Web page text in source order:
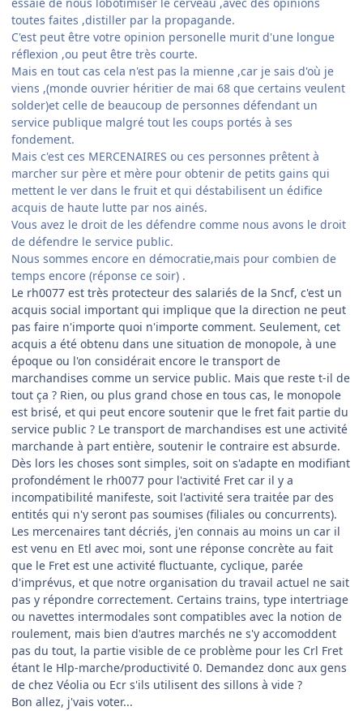
toutes faites ,distiller par la propagande.
C'est peut être votre opinion personelle murit d'une longue
réflexion ,ou peut être très courte.
Mais en tout cas cela n'est pas la mienne ,car je sais d'où je
viens ,(monde ouvrier héritier de mai 68 que certains veulent
solder)et celle de beaucoup de personnes défendant un
service publique malgré tout les coups portés à ses
fondement.
Mais c'est ces MERCENAIRES ou ces personnes prêtent à
marcher sur père et mère pour obtenir de petits gains qui
mettent le ver dans le fruit et qui déstabilisent un édifice
acquis de haute lutte par nos ainés.
Vous avez le droit de les défendre comme nous avons le droit
de défendre le service public.
Nous sommes encore en démocratie,mais pour combien de
temps encore (réponse ce soir) .
Le rh0077 est très protecteur des salariés de la Sncf, c'est un
acquis social important qui implique que la direction ne peut
pas faire n'importe quoi n'importe comment. Seulement, cet
acquis a été obtenu dans une situation de monopole, à une
époque ou l'on considérait encore le transport de
marchandises comme un service public. Mais que reste t-il de
tout ça ? Rien, ou plus grand chose en tous cas, le monopole
est brisé, et qui peut encore soutenir que le fret fait partie du
service public ? Le transport de marchandises est une activité
marchande à part entière, soutenir le contraire est absurde.
Dès lors les choses sont simples, soit on s'adapte en modifiant
profondément le rh0077 pour l'activité Fret car il y a
incompatibilité manifeste, soit l'activité sera traitée par des
entités qui n'y seront pas soumises (filiales ou concurrents).
Les mercenaires tant décriés, j'en connais au moins un car il
est venu en Etl avec moi, sont une réponse concrète au fait
que le Fret est une activité fluctuante, cyclique, parée
d'imprévus, et que notre organisation du travail actuel ne sait
pas y répondre correctement. Certains trains, type intertriage
ou navettes intermodales sont compatibles avec la notion de
roulement, mais bien d'autres marchés ne s'y accomoddent
pas du tout, la partie visible de ce problème pour les Crl Fret
étant le Hlp-marche/productivité 0. Demandez donc aux gens
de chez Véolia ou Ecr s'ils utilisent des sillons à vide ?
Bon allez, j'vais voter...